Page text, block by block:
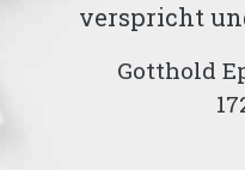
verspricht
Gotthold